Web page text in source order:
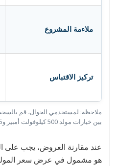
ملاءمة المشروع
تركيز الاقتباس
ملاحظة: لمستخدمي الجوال، قم
بين خيارات مولد 500 كيلوفولت أمبير و625 كيلو فولت أمبير.
عند مقارنة العروض، يجب على
هو مشمول في عرض سعر المولد: